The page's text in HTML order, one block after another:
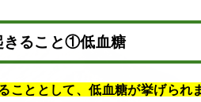
きること①低血糖
こととして、低血糖が挙げられ